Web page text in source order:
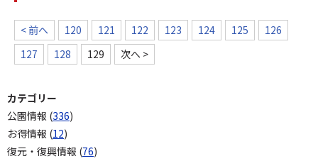
< 前へ 120 121 122 123 124 125
126
127
128 129 次へ >
カテゴリー
公園情報 (336)
お得情報 (12)
復元・復興情報 (76)